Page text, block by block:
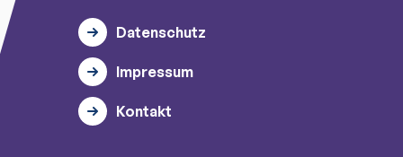
Datenschutz
Impressum
Kontakt